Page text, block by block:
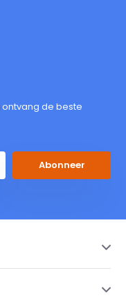
de beste
Abonneer